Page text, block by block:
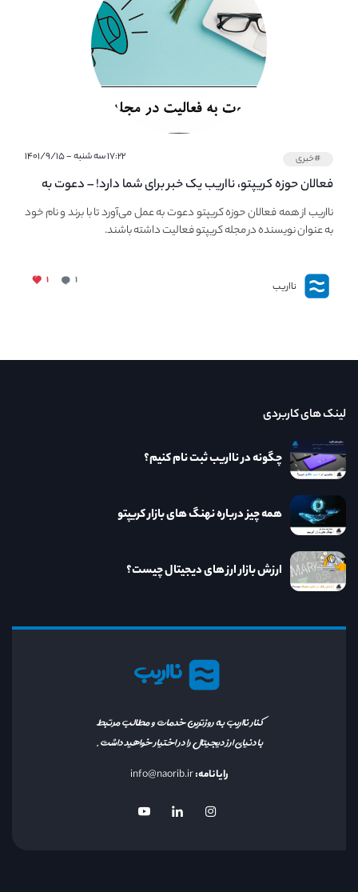
#خبری ۱۷:۲۲ سه شنبه - ۱۴۰۱/۹/۱۵
فعالان حوزه کریپتو، نااریب یک خبر برای شما دارد! – دعوت به
فعالیت در مجله کریپتو
نااریب از همه فعالان حوزه کریپتو دعوت به عمل می‌آورد تا با برند و نام خود
به عنوان نویسنده در مجله کریپتو فعالیت داشته باشند.
نااریب ۱ ۱
نااریب
کنار نااریب به روزترین خدمات و مطالب مرتبط
با دنیای ارز دیجیتال را در اختیار خواهید داشت.
رایانامه:info@naorib.ir
لینک های کاربردی
چگونه در نااریب ثبت نام کنیم؟
همه چیز درباره نهنگ های بازار کریپتو
ارزش بازار ارز های دیجیتال چیست؟